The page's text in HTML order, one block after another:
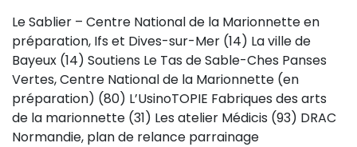
Le Sablier – Centre National de la Marionnette en
préparation, Ifs et Dives-sur-Mer (14) La ville de
Bayeux (14) Soutiens Le Tas de Sable-Ches Panses
Vertes, Centre National de la Marionnette (en
préparation) (80) L’UsinoTOPIE Fabriques des arts
de la marionnette (31) Les atelier Médicis (93) DRAC
Normandie, plan de relance parrainage